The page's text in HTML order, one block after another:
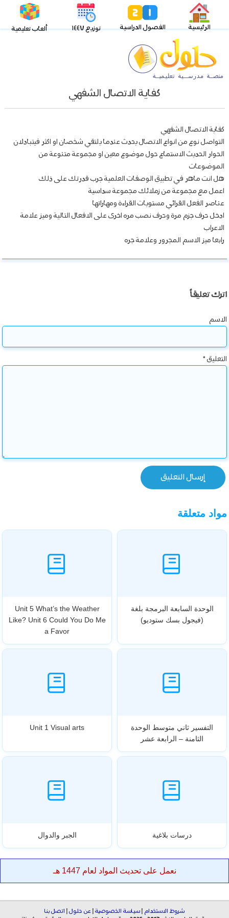
الرئيسية الفصول الدراسية توزيع ١٤٤٧ ألعاب تعليمية
كفاية الاتصال الشفهي
كفاية الاتصال الشفهي
التواصل نوع من انواع الاتصال يحدث عندما يلتقي شخصان او اكثر فيتبادلان
الحوار الحديث الاستماع حول موضوع معين او مجموعة متنوعة من
الموضوعات
هل انت ماهر في تطبيق الوصفات العلمية جرب قدرتك على ذلك
اعمل مع مجموعة من زملائك مجموعة سداسية
عناصر الفعل القرائي مستويات القراءة ومهاراتها
ادخل حرف جزم مرة وحرف نصب مره اخرى على الافعال التالية وميز علامة
الاعراب
رابعا ميز الاسم المجرور وعلامة جره
اترك تعليقاً
الاسم
التعليق*
مواد متعلقة
الوحدة السابعة البرمجة بلغة
(فيجول بسك ستوديو)
Unit 5 What’s the Weather
Like? Unit 6 Could You Do Me
a Favor
التفسير ثاني متوسط الوحدة
الثامنة – الرابعة عشر
Unit 1 Visual arts
درسات بلاغية الجبر والدوال
نعمل على تحديث المواد لعام 1447 هـ
شروط الاستخدام | سياسة الخصوصية | عن حلول | اتصل بنا